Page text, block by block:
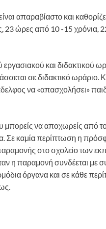
απαραβίαστο και
23 ώρες από 10 -15 χρόνια,
και διδακτικού
σε διδακτικό ωράριο.
να «απασχολήσει»
να αποχωρείς από το
Σε καμία περίπτωση η
στο σχολείο των
η παραμονή συνδέεται με
όργανα και σε κάθε